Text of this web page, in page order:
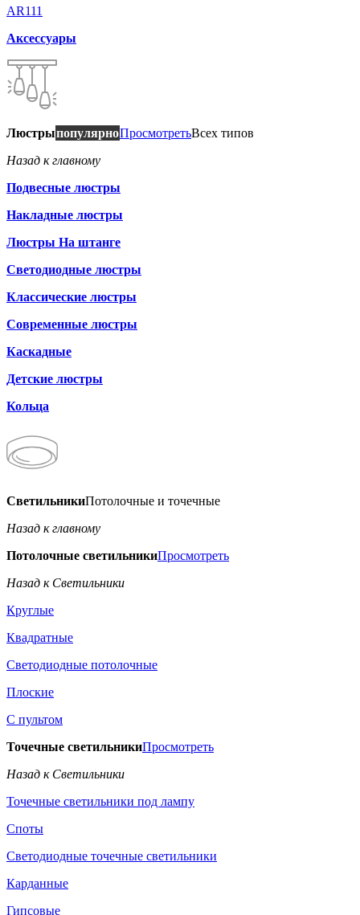
AR111
Аксессуары
ЛюстрыпопулярноПросмотретьВсех типов
Назад к главному
Подвесные люстры
Накладные люстры
Люстры На штанге
Светодиодные люстры
Классические люстры
Современные люстры
Каскадные
Детские люстры
Кольца
СветильникиПотолочные и точечные
Назад к главному
Потолочные светильникиПросмотреть
Назад к Светильники
Круглые
Квадратные
Светодиодные потолочные
Плоские
С пультом
Точечные светильникиПросмотреть
Назад к Светильники
Точечные светильники под лампу
Споты
Светодиодные точечные светильники
Карданные
Гипсовые